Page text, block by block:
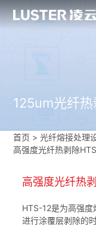
125um光纤热
首页 >光纤熔接处理
高强度光纤热剥除
高强度光纤热
HTS-12是为高强
进行涂覆层剥除的